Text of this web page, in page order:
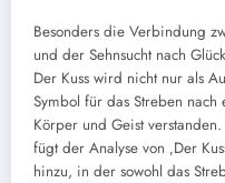
Besonders die Verbindung
und der Sehnsucht nach
Der Kuss wird nicht nur als
Symbol für das Streben
Körper und Geist
fügt der Analyse von ‚Der
hinzu, in der sowohl das